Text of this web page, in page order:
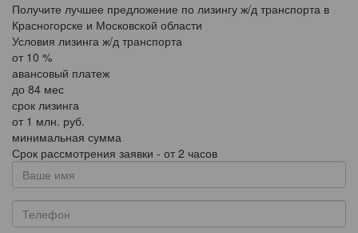
Получите лучшее предложение по лизингу ж/д транспорта в
Красногорске и Московской области
Условия лизинга ж/д транспорта
от 10 %
авансовый платеж
до 84 мес
срок лизинга
от 1 млн. руб.
минимальная сумма
Срок рассмотрения заявки - от 2 часов